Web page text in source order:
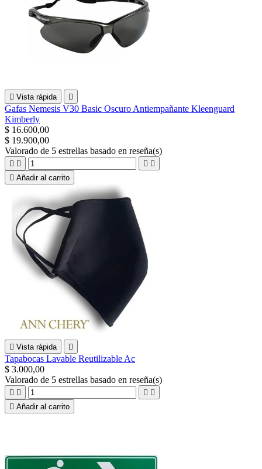
 Vista rápida 
Gafas Nemesis V30 Basic Oscuro Antiempañante Kleenguard
Kimberly
$ 16.600,00
$ 19.900,00
Valorado de 5 estrellas basado en reseña(s)
   
 Añadir al carrito
 Vista rápida 
Tapabocas Lavable Reutilizable Ac
$ 3.000,00
Valorado de 5 estrellas basado en reseña(s)
   
 Añadir al carrito